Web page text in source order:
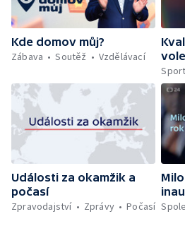
Kde domov můj?
Zábava
Soutěž Vzdělávací
Sport
Události za okamžik a
počasí
Zpravodajství
Zprávy Počasí